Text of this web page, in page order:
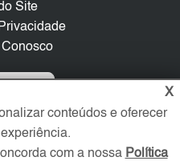
Site
Conosco
X
conteúdos e oferecer
com a nossa Política